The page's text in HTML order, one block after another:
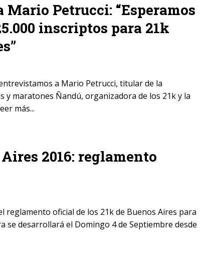
Petrucci: “Esperamos
inscriptos para 21k
a Mario Petrucci, titular de la
y maratones Ñandú, organizadora de los 21k y la
más...
2016: reglamento
reglamento oficial de los 21k de Buenos Aires para
se desarrollará el Domingo 4 de Septiembre desde